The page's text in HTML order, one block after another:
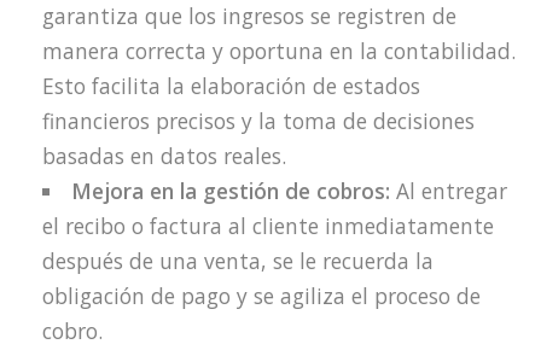
garantiza que los ingresos se registren de
manera correcta y oportuna en la contabilidad.
Esto facilita la elaboración de estados
financieros precisos y la toma de decisiones
basadas en datos reales.
Mejora en la gestión de cobros: Al entregar
el recibo o factura al cliente inmediatamente
después de una venta, se le recuerda la
obligación de pago y se agiliza el proceso de
cobro.